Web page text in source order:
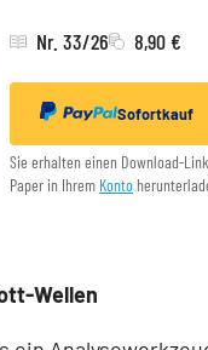
Nr. 33/26 8,90 €
Sofortkauf
Sie erhalten einen Download-
Paper in Ihrem Konto
Wellen